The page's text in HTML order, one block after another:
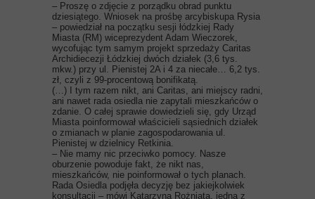
– Proszę o zdjęcie z porządku obrad punktu
dziesiątego. Wniosek na prośbę arcybiskupa Rysia
– powiedział na początku sesji łódzkiej Rady
Miasta (RM) wiceprezydent Adam Wieczorek,
wycofując tym samym projekt sprzedaży Caritas
Archidiecezji Łódzkiej dwóch działek (3,6 tys.
mkw.) przy ul. Pienistej 2A i 4 za niecałe… 6,2 tys.
zł, czyli z 99-procentową bonifikatą.
(…) I tym razem nikt, ani Caritas, ani miejscy radni,
ani nawet rada osiedla nie zapytali mieszkańców o
zdanie. O całej sprawie dowiedzieli się, gdy Urząd
Miasta poinformował właścicieli sąsiednich działek
o zmianach w planie zagospodarowania ul.
Pienistej w dzielnicy Retkinia.
– Nie mamy nic przeciwko pomocy. Nasze
oburzenie powoduje fakt, że nikt nas,
mieszkańców, nie poinformował o tych planach.
Rada Osiedla podjęła decyzję bez jakiejkolwiek
konsultacji – mówi Katarzyna Rożniata, jedna z